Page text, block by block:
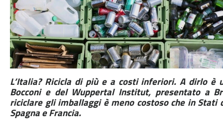
L’Italia? Ricicla di più e a costi inferiori. A dirlo è
Bocconi e del Wuppertal Institut, presentato a
riciclare gli imballaggi è meno costoso che in Stati
Spagna e Francia.